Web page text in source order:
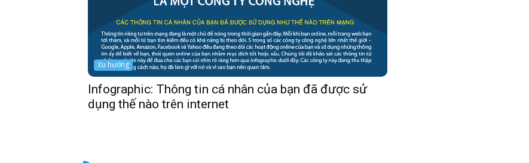
Xu hướng
Infographic: Thông tin cá nhân của bạn đã được sử
dụng thế nào trên internet